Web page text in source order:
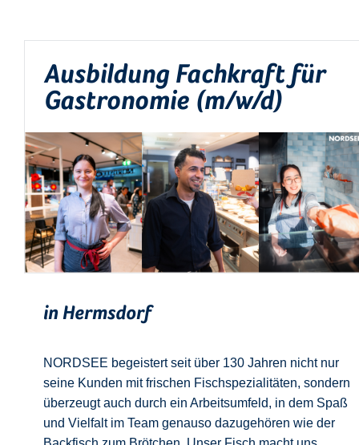
Ausbildung Fachkraft für
Gastronomie (m/w/d)
in Hermsdorf
NORDSEE begeistert seit über 130 Jahren nicht nur
seine Kunden mit frischen Fischspezialitäten, sondern
überzeugt auch durch ein Arbeitsumfeld, in dem Spaß
und Vielfalt im Team genauso dazugehören wie der